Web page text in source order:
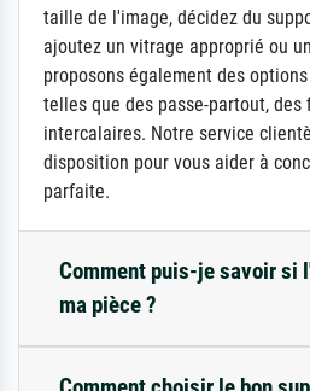
taille de l'image, décidez du
ajoutez un vitrage approprié ou
proposons également des
telles que des passe-partout, des
intercalaires. Notre service
disposition pour vous aider à
parfaite.
Comment puis-je savoir si
ma pièce ?